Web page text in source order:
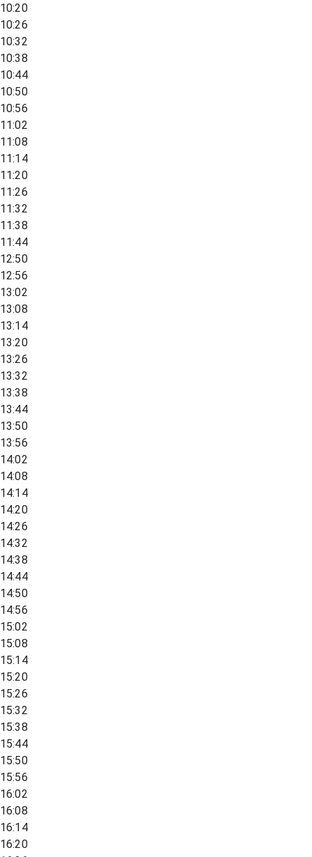
10:20
10:26
10:32
10:38
10:44
10:50
10:56
11:02
11:08
11:14
11:20
11:26
11:32
11:38
11:44
12:50
12:56
13:02
13:08
13:14
13:20
13:26
13:32
13:38
13:44
13:50
13:56
14:02
14:08
14:14
14:20
14:26
14:32
14:38
14:44
14:50
14:56
15:02
15:08
15:14
15:20
15:26
15:32
15:38
15:44
15:50
15:56
16:02
16:08
16:14
16:20